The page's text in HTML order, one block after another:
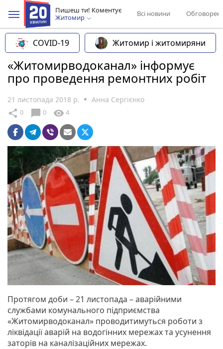
Пишеш ти! Коментує
Житомир
Всі новини
COVID-19 Житомир і житомиряни
«Житомирводоканал» інформує
про проведення ремонтних робіт
21 листопада 2018 р. Анна Сергієнко
share 0 chat_bubble 0 visibility 4
Протягом доби – 21 листопада – аварійними
службами комунального підприємства
«Житомирводоканал» проводитимуться роботи з
ліквідації аварій на водогінних мережах та усунення
заторів на каналізаційних мережах.